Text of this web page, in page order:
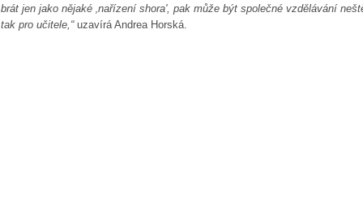
brát jen jako nějaké ‚nařízení shora', pak může být společné vzdělávání
tak pro učitele,“ uzavírá Andrea Horská.